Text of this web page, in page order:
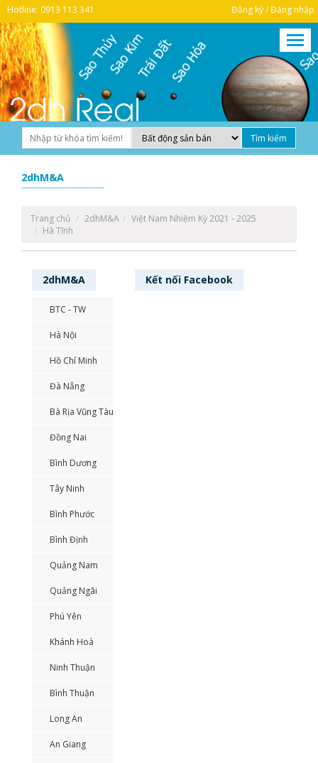
Hotline: 0913 113 341 Đăng ký / Đăng nhập
2dhM&A
Trang chủ 2dhM&A
Việt Nam Nhiệm Kỳ 2021 - 2025
Hà Tĩnh
2dhM&A
BTC - TW
Hà Nội
Hồ Chí Minh
Đà Nẵng
Bà Rịa Vũng Tàu
Đồng Nai
Bình Dương
Tây Ninh
Bình Phước
Bình Định
Quảng Nam
Quảng Ngãi
Phú Yên
Khánh Hoà
Ninh Thuận
Bình Thuận
Long An
An Giang
Kết nối Facebook